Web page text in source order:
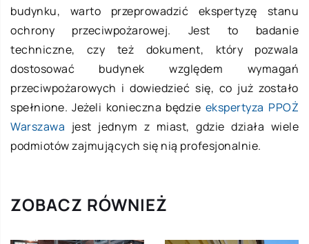
budynku, warto przeprowadzić ekspertyzę stanu
ochrony przeciwpożarowej. Jest to badanie
techniczne, czy też dokument, który pozwala
dostosować budynek względem wymagań
przeciwpożarowych i dowiedzieć się, co już zostało
spełnione. Jeżeli konieczna będzie ekspertyza PPOŻ
Warszawa jest jednym z miast, gdzie działa wiele
podmiotów zajmujących się nią profesjonalnie.
ZOBACZ RÓWNIEŻ